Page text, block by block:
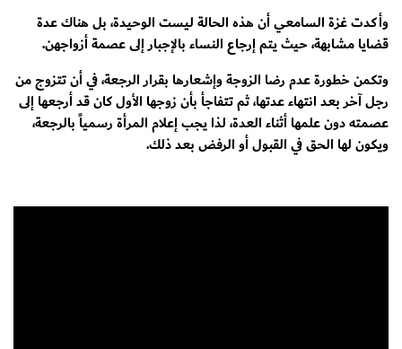
وأكدت غزة السامعي أن هذه الحالة ليست الوحيدة، بل هناك عدة
قضايا مشابهة، حيث يتم إرجاع النساء بالإجبار إلى عصمة أزواجهن.
وتكمن خطورة عدم رضا الزوجة وإشعارها بقرار الرجعة، في أن تتزوج من
رجل آخر بعد انتهاء عدتها، ثم تتفاجأ بأن زوجها الأول كان قد أرجعها إلى
عصمته دون علمها أثناء العدة، لذا يجب إعلام المرأة رسمياً بالرجعة،
ويكون لها الحق في القبول أو الرفض بعد ذلك.